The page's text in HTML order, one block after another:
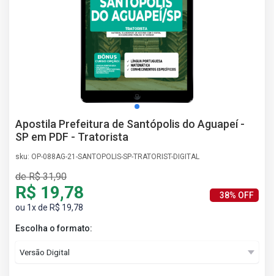
Apostila Prefeitura de Santópolis do Aguapeí -
SP em PDF - Tratorista
sku: OP-088AG-21-SANTOPOLIS-SP-TRATORIST-DIGITAL
de R$ 31,90
R$ 19,78
ou 1x de R$ 19,78
38% OFF
Escolha o formato: